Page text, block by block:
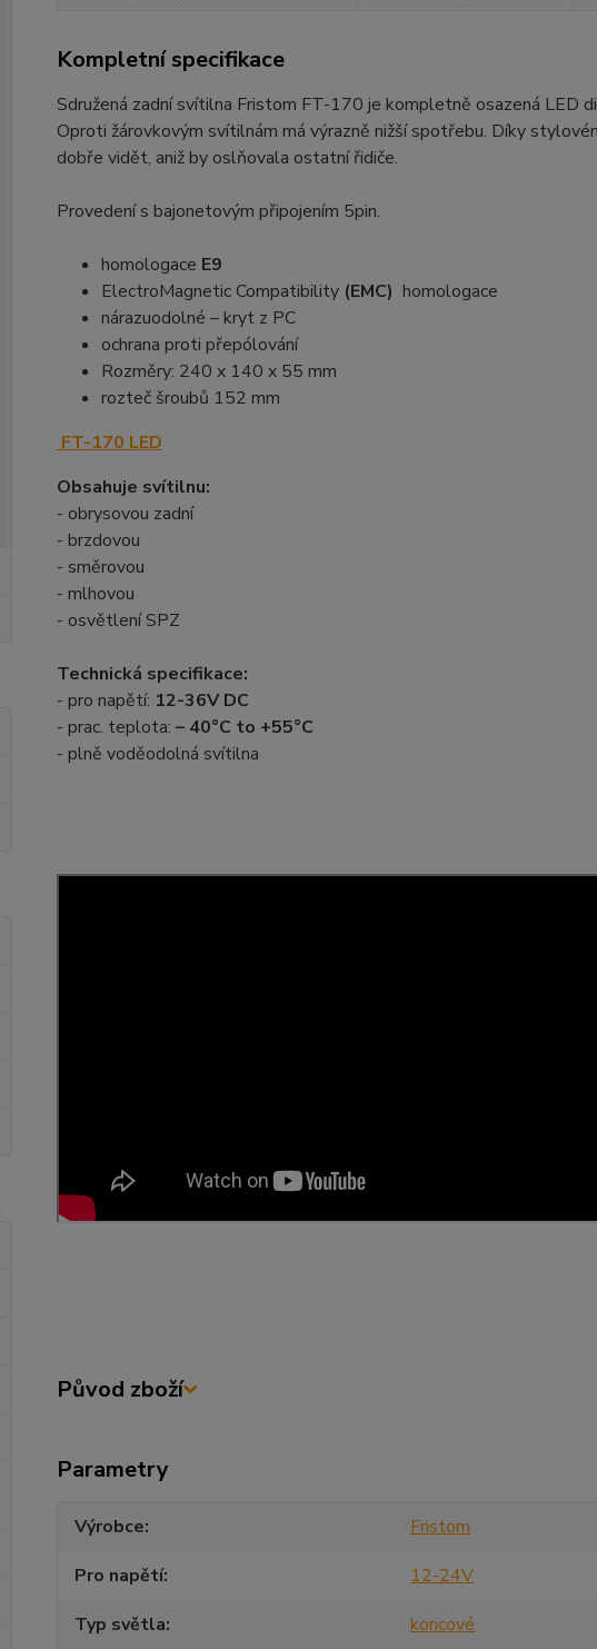
Kompletní specifikace
Sdružená zadní svítilna Fristom FT-170 je kompletně osazená LED
Oproti žárovkovým svítilnám má výrazně nižší spotřebu. Díky
dobře vidět, aniž by oslňovala ostatní řidiče.
Provedení s bajonetovým připojením 5pin.
homologace E9
ElectroMagnetic Compatibility(EMC) homologace
nárazuodolné – kryt z PC
ochrana proti přepólování
Rozměry: 240 x 140 x 55 mm
rozteč šroubů 152 mm
FT-170 LED
Obsahuje svítilnu:
- obrysovou zadní
- brzdovou
- směrovou
- mlhovou
- osvětlení SPZ
Technická specifikace:
- pro napětí: 12-36V DC
- prac. teplota: – 40°C to +55°C
- plně voděodolná svítilna
Původ zboží
Parametry
Výrobce
Fristom
Pro napětí
12-24V
Typ světla
koncové